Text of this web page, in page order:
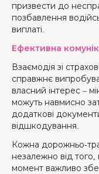
призвести до
позбавлення
виплаті.
Ефективна
Взаємодія зі
справжнє
власний інтерес –
можуть навмисно
додаткові
відшкодування.
Кожна дорожньо-
незалежно від
момент важливо